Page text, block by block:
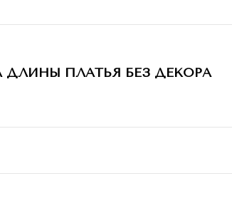
ДЛИНЫ ПЛАТЬЯ БЕЗ ДЕКОРА